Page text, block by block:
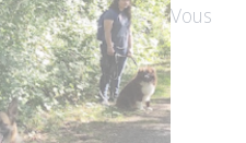
Vous